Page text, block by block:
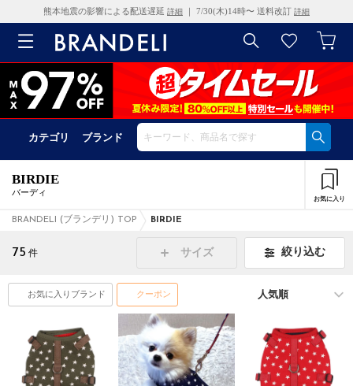
熊本地震の影響による配送遅延 詳細 ｜ 7/30(木)14時〜 送料改訂 詳細
カテゴリ ブランド
BIRDIE
バーディ
お気に入り
BRANDELI (ブランデリ) TOP BIRDIE
75 件 サイズ 絞り込む
お気に入りブランド クーポン